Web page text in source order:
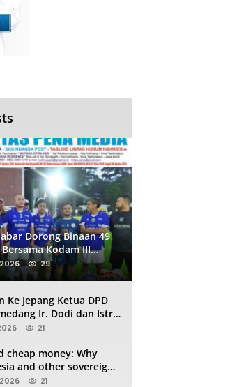
Dorong Binaan 49
Kodam III
Sambil Nobar Final
Akan Ada Investor
29
Ke Jepang Ketua DPD
Ir. Dodi dan Istri
Bendera PSI “Jangan
21
cheap money: Why
and other sovereigns
to panda bonds
21